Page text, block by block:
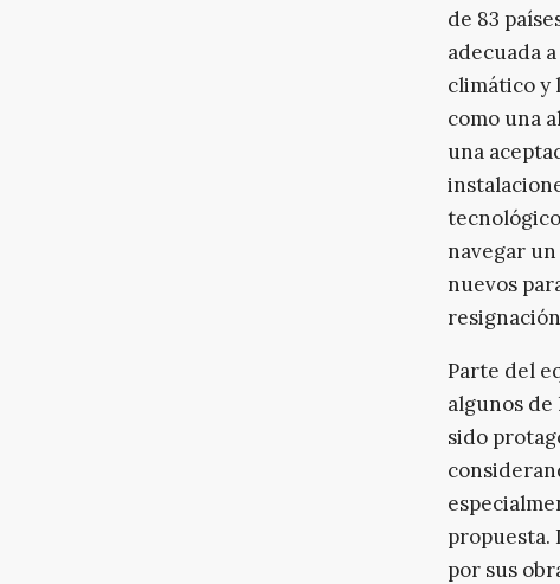
de 83
adecuada
climático y
como una
una
navegar
nuevos
Parte del
algunos de
sido
propuesta.
por sus